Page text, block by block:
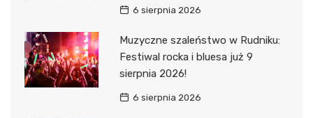
6 sierpnia 2026
Muzyczne szaleństwo w Rudniku:
Festiwal rocka i bluesa już 9
sierpnia 2026!
6 sierpnia 2026